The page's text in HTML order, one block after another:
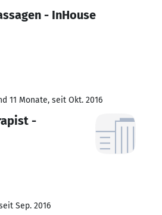
- InHouse
11 Monate, seit Okt. 2016
-
Sep. 2016